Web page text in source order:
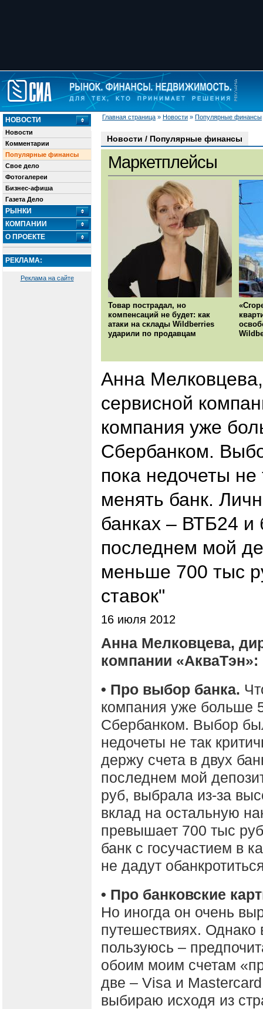
Главная страница » Новости » Популярные финансы
НОВОСТИ
Новости
Комментарии
Популярные финансы
Свое дело
Фотогалереи
Бизнес-афиша
Газета Дело
РЫНКИ
КОМПАНИИ
О ПРОЕКТЕ
РЕКЛАМА:
Реклама на сайте
Новости / Популярные финансы
Маркетплейсы
Товар пострадал, но
компенсаций не будет: как
атаки на склады Wildberries
ударили по продавцам
Анна
сервисной
компания уже
Сбербанком.
пока недочеты
менять банк.
банках – ВТБ24 и
последнем мой
меньше 700 тыс
ставок"
16 июля 2012
Анна Мелковцева,
компании «АкваТэн»:
• Про выбор банка.
компания уже больше
Сбербанком. Выбор
недочеты не так
держу счета в двух
последнем мой
руб, выбрала из-за
вклад на остальную
превышает 700 тыс
банк с госучастием в
не дадут
• Про банковские
Но иногда он очень
путешествиях. Однако
пользуюсь –
обоим моим счетам
две – Visa и
выбираю исходя из